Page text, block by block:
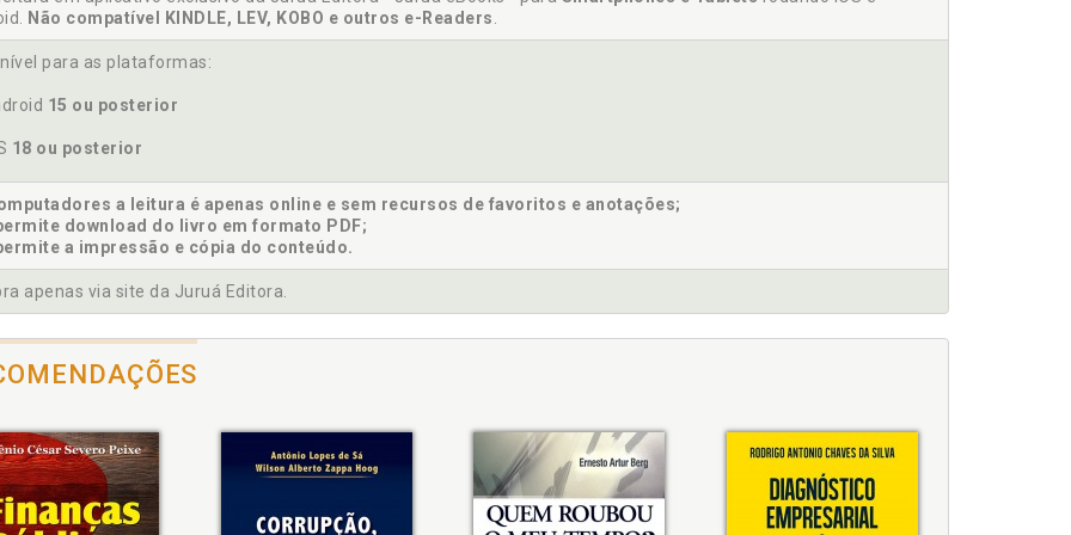
Conceito, p. 19
Técnicas práticas em finanças no dia a dia, p. 87
e as finanças do Estado, p. 31
Finanças públicas e suas fontes, p. 25
p. 17
Fontes de financiamento e investimentos de uma empresa, p. 37
da pessoa física. Produtos, p. 47
e recursos financeiros da pessoa física (cidadão), p. 45
de fazer poupança, p. 71
Não compatível KINDLE, LEV, KOBO e outros e-Readers.
para as plataformas:
15 ou posterior
18 ou posterior
a leitura é apenas online e sem recursos de favoritos e anotações;
download do livro em formato PDF;
a impressão e cópia do conteúdo.
apenas via site da Juruá Editora.